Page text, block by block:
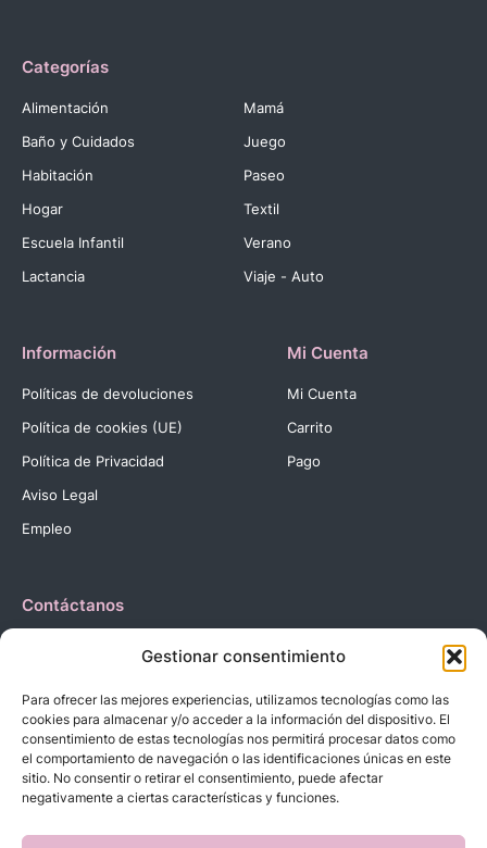
Gestionar consentimiento
Para ofrecer las mejores experiencias, utilizamos tecnologías como las
cookies para almacenar y/o acceder a la información del dispositivo. El
consentimiento de estas tecnologías nos permitirá procesar datos como
el comportamiento de navegación o las identificaciones únicas en este
sitio. No consentir o retirar el consentimiento, puede afectar
negativamente a ciertas características y funciones.
Categorías
Alimentación
Baño y Cuidados
Habitación
Hogar
Escuela Infantil
Lactancia
Mamá
Juego
Paseo
Textil
Verano
Viaje - Auto
Información
Políticas de devoluciones
Política de cookies (UE)
Política de Privacidad
Aviso Legal
Empleo
Mi Cuenta
Mi Cuenta
Carrito
Pago
Contáctanos
C. Reyes Católicos, 27 03420 Castalla Alicante
Correo: info@dbebes.net
Síguenos en las redes sociales